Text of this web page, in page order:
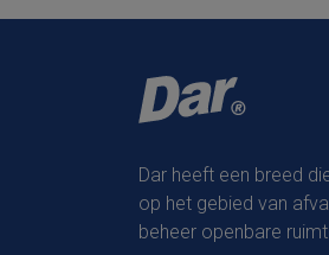
Dar heeft een breed
op het gebied van
beheer openbare